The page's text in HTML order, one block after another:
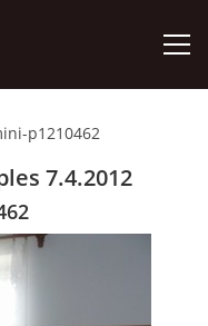
p1210462
7.4.2012